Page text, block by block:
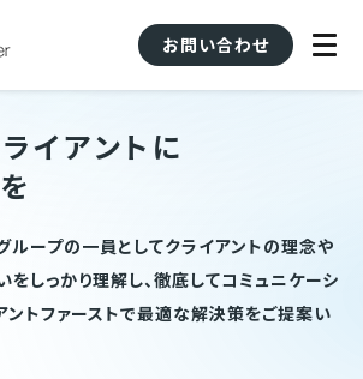
お問い合わせ
イアントに
ループの一員としてクライアントの理念や
をしっかり理解し、徹底してコミュニケーシ
ントファーストで最適な解決策をご提案い